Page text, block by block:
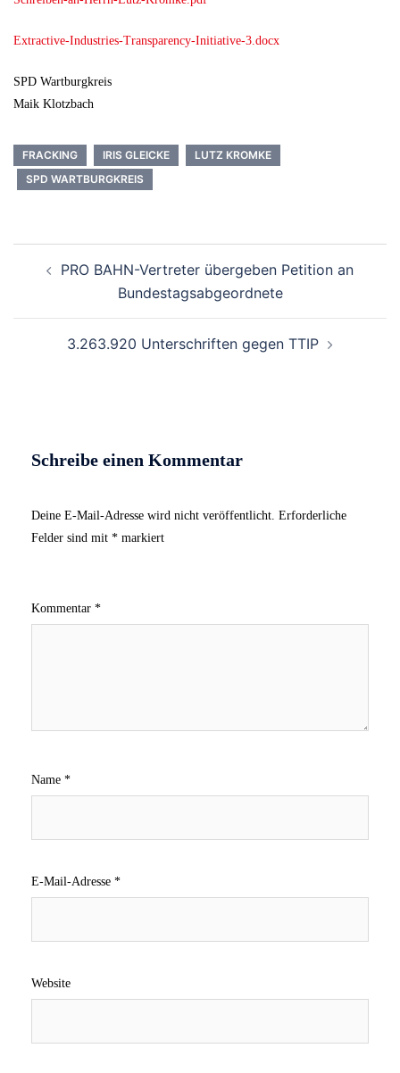
Extractive-Industries-Transparency-Initiative-3.docx
SPD Wartburgkreis
Maik Klotzbach
FRACKING IRIS GLEICKE
LUTZ KROMKE
SPD WARTBURGKREIS
Navigation
PRO BAHN-Vertreter übergeben Petition an
Bundestagsabgeordnete
3.263.920 Unterschriften gegen TTIP
Schreibe einen Kommentar
Deine E-Mail-Adresse wird nicht veröffentlicht. Erforderliche
Felder sind mit * markiert
Kommentar *
Name *
E-Mail-Adresse *
Website